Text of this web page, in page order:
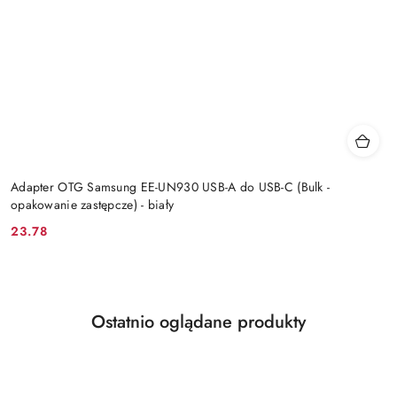
Adapter OTG Samsung EE-UN930 USB-A do USB-C (Bulk -
opakowanie zastępcze) - biały
Cena:
23.78
Pomiń karuzelę produktów
Produkty
Ostatnio oglądane produkty